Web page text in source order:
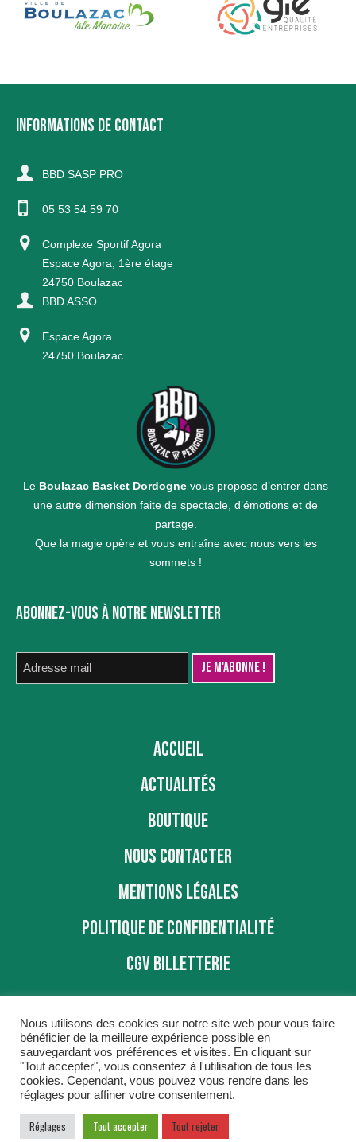
INFORMATIONS DE CONTACT
BBD SASP PRO
05 53 54 59 70
Complexe Sportif Agora
Espace Agora, 1ère étage
24750 Boulazac
BBD ASSO
Espace Agora
24750 Boulazac
Le Boulazac Basket Dordogne vous propose d’entrer dans
une autre dimension faite de spectacle, d’émotions et de
partage.
Que la magie opère et vous entraîne avec nous vers les
sommets !
ABONNEZ-VOUS À NOTRE NEWSLETTER
ACCUEIL
ACTUALITÉS
BOUTIQUE
NOUS CONTACTER
MENTIONS LÉGALES
POLITIQUE DE CONFIDENTIALITÉ
CGV BILLETTERIE
BBD © 2016
Conseil et Accompagnement réalisé parCOGITIME
Nous utilisons des cookies sur notre site web pour vous faire
bénéficier de la meilleure expérience possible en
sauvegardant vos préférences et visites. En cliquant sur
"Tout accepter", vous consentez à l'utilisation de tous les
cookies. Cependant, vous pouvez vous rendre dans les
réglages pour affiner votre consentement.
Réglages Tout accepter Tout rejeter